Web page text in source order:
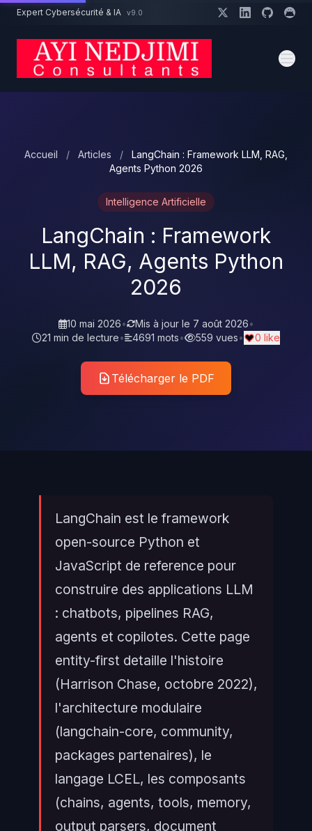
Aller au contenu principal
Expert Cybersécurité & IA v9.0
Accueil / Articles /
LangChain : Framework LLM, RAG,
Agents Python 2026
Intelligence Artificielle
LangChain : Framework
LLM, RAG, Agents Python
2026
10 mai 2026• Mis à jour le 7 août 2026•
21 min de lecture• 4691 mots• 559 vues• 0 like
Télécharger le PDF
LangChain est le framework
open-source Python et
JavaScript de reference pour
construire des applications LLM
: chatbots, pipelines RAG,
agents et copilotes. Cette page
entity-first detaille l'histoire
(Harrison Chase, octobre 2022),
l'architecture modulaire
(langchain-core, community,
packages partenaires), le
langage LCEL, les composants
(chains, agents, tools, memory,
output parsers, document
Un projet cybersécurité ?